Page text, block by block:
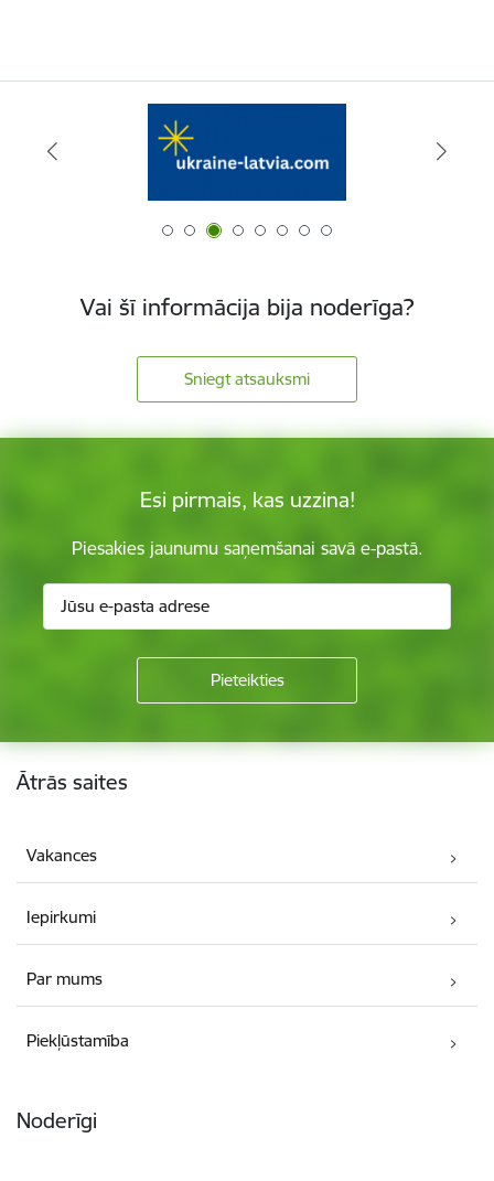
Vai šī informācija bija noderīga?
Sniegt atsauksmi
Esi pirmais, kas uzzina!
Piesakies jaunumu saņemšanai savā e-pastā.
Kājene
Ātrās saites
Vakances
Iepirkumi
Par mums
Piekļūstamība
Noderīgi